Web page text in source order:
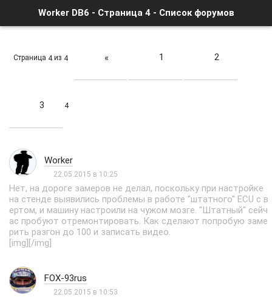
Worker DB6 - Страница 4 - Список форумов
Страница 4из 4 « 1 2
3 4
Worker
22.05.2015 в 10:25
Нет, на дороге замеров не делал, поскольку при настройке
на стенде выявились проблемы в работе "штатного" ECU с в
ертом, и машину настроили на чужом мозге. "Штатный" сейч
ас пробуют отремонтировать. Как сделают попробую заме
рить разгон до 100 и записать видео.
[img] [/img]
FOX-93rus
22.05.2015 в 10:53